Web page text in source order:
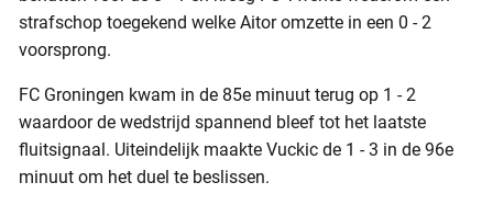
strafschop toegekend welke Aitor omzette in een 0 - 2
voorsprong.
FC Groningen kwam in de 85e minuut terug op 1 - 2
waardoor de wedstrijd spannend bleef tot het laatste
fluitsignaal. Uiteindelijk maakte Vuckic de 1 - 3 in de 96e
minuut om het duel te beslissen.